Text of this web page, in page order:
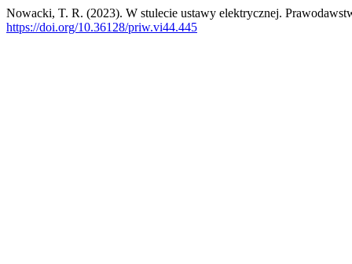
Nowacki, T. R. (2023). W stulecie ustawy elektrycznej.
https://doi.org/10.36128/priw.vi44.445